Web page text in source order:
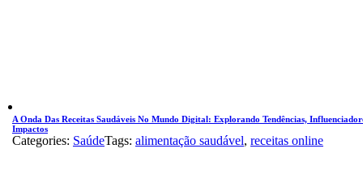
A Onda Das Receitas Saudáveis No Mundo Digital: Explorando Tendências,
Impactos
Categories: SaúdeTags: alimentação saudável, receitas online